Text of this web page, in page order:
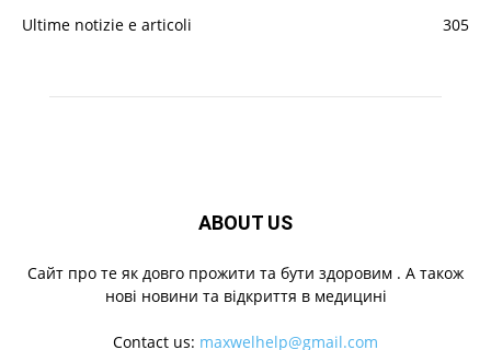
Ultime notizie e articoli 305
ABOUT US
Cайт про те як довго прожити та бути здоровим . А також
нові новини та відкриття в медицині
Contact us: maxwelhelp@gmail.com